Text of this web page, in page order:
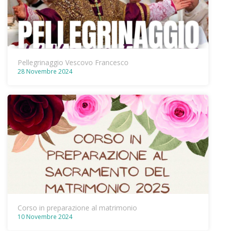
Pellegrinaggio Vescovo Francesco
28 Novembre 2024
Corso in preparazione al matrimonio
10 Novembre 2024